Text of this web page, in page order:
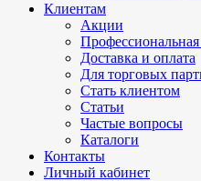
Клиентам
Акции
Профессиональная
Доставка и оплата
Для торговых
Стать клиентом
Статьи
Частые вопросы
Каталоги
Контакты
Личный кабинет